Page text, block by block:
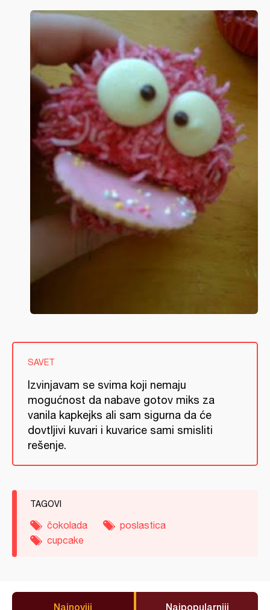
SAVET
Izvinjavam se svima koji nemaju
mogućnost da nabave gotov miks za
vanila kapkejks ali sam sigurna da će
dovtljivi kuvari i kuvarice sami smisliti
rešenje.
TAGOVI
čokolada
poslastica
cupcake
Najnoviji Najpopularniji